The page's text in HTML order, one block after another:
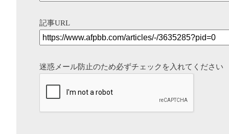
記事URL
迷惑メール防止のため必ずチェックを入れてください